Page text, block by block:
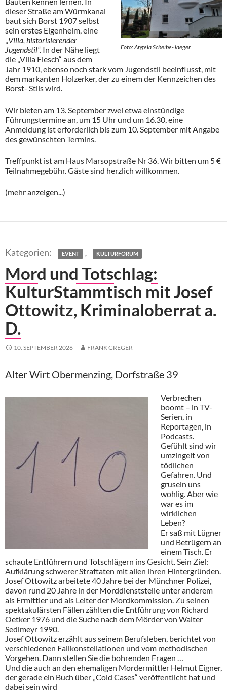
Foto: Angela Scheibe-Jaeger
dieser Straße am Würmkanal
baut sich Borst 1907 selbst
sein erstes Eigenheim, eine
„Villa, historisierender
Jugendstil“. In der Nähe liegt
die „Villa Flesch“ aus dem
Jahr 1910, ebenso noch stark vom Jugendstil beeinflusst, mit
dem markanten Holzerker, der zu einem der Kennzeichen des
Borst- Stils wird.
Wir bieten am 13. September zwei etwa einstündige
Führungstermine an, um 15 Uhr und um 16.30, eine
Anmeldung ist erforderlich bis zum 10. September mit Angabe
des gewünschten Termins.
Treffpunkt ist am Haus Marsopstraße Nr 36. Wir bitten um 5 €
Teilnahmegebühr. Gäste sind herzlich willkommen.
(mehr anzeigen...)
EVENT , KULTURFORUM
Mord und Totschlag:
KulturStammtisch mit Josef
Ottowitz, Kriminaloberrat a.
D.
10. SEPTEMBER 2026 FRANK GREGER
Alter Wirt Obermenzing, Dorfstraße 39
Verbrechen
boomt – in TV-
Serien, in
Reportagen, in
Podcasts.
Gefühlt sind wir
umzingelt von
tödlichen
Gefahren. Und
gruseln uns
wohlig. Aber wie
war es im
wirklichen
Leben?
Er saß mit Lügner
und Betrügern an
einem Tisch. Er
schaute Entführern und Totschlägern ins Gesicht. Sein Ziel:
Aufklärung schwerer Straftaten mit allen ihren Hintergründen.
Josef Ottowitz arbeitete 40 Jahre bei der Münchner Polizei,
davon rund 20 Jahre in der Morddienststelle unter anderem
als Ermittler und als Leiter der Mordkommission. Zu seinen
spektakulärsten Fällen zählten die Entführung von Richard
Oetker 1976 und die Suche nach dem Mörder von Walter
Sedlmeyr 1990.
Josef Ottowitz erzählt aus seinem Berufsleben, berichtet von
verschiedenen Fallkonstellationen und vom methodischen
Vorgehen. Dann stellen Sie die bohrenden Fragen …
Und die auch an den ehemaligen Mordermittler Helmut Eigner,
der gerade ein Buch über „Cold Cases“ veröffentlicht hat und
dabei sein wird